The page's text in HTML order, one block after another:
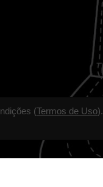
(Termos de Uso).